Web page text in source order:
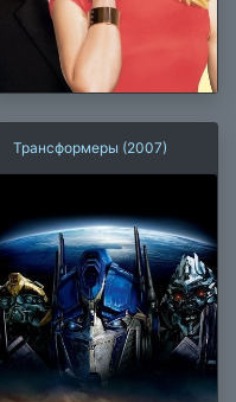
Трансформеры (2007)